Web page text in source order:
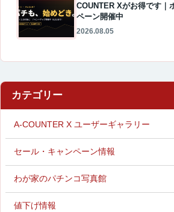
COUNTER Xがお得です｜
ペーン開催中
2026.08.05
カテゴリー
A-COUNTER X ユーザーギャラリー
セール・キャンペーン情報
わが家のパチンコ写真館
値下げ情報